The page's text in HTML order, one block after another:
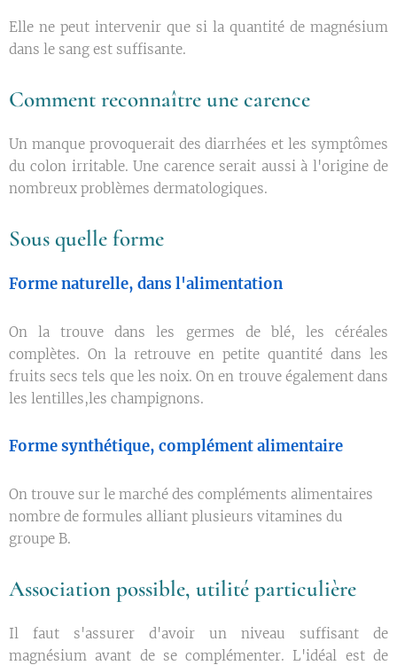
Elle ne peut intervenir que si la quantité de magnésium
dans le sang est suffisante.
Comment reconnaître une carence
Un manque provoquerait des diarrhées et les symptômes
du colon irritable. Une carence serait aussi à l'origine de
nombreux problèmes dermatologiques.
Sous quelle forme
Forme naturelle, dans l'alimentation
On la trouve dans les germes de blé, les céréales
complètes. On la retrouve en petite quantité dans les
fruits secs tels que les noix. On en trouve également dans
les lentilles,les champignons.
Forme synthétique, complément alimentaire
On trouve sur le marché des compléments alimentaires
nombre de formules alliant plusieurs vitamines du
groupe B.
Association possible, utilité particulière
Il faut s'assurer d'avoir un niveau suffisant de
magnésium avant de se complémenter. L'idéal est de